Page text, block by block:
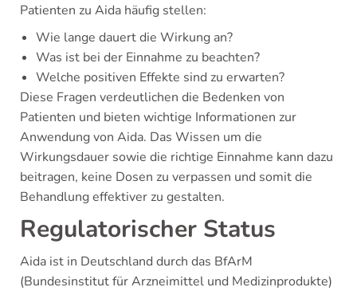
Patienten zu Aida häufig stellen:
Wie lange dauert die Wirkung an?
Was ist bei der Einnahme zu beachten?
Welche positiven Effekte sind zu erwarten?
Diese Fragen verdeutlichen die Bedenken von
Patienten und bieten wichtige Informationen zur
Anwendung von Aida. Das Wissen um die
Wirkungsdauer sowie die richtige Einnahme kann dazu
beitragen, keine Dosen zu verpassen und somit die
Behandlung effektiver zu gestalten.
Regulatorischer Status
Aida ist in Deutschland durch das BfArM
(Bundesinstitut für Arzneimittel und Medizinprodukte)